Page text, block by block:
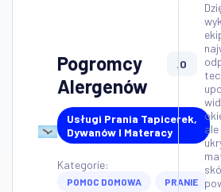
Pogromcy
Alergenów
.0
Usługi Prania Tapicerek,
Dywanów I Materacy
Kategorie:
POMOC DOMOWA PRANIE